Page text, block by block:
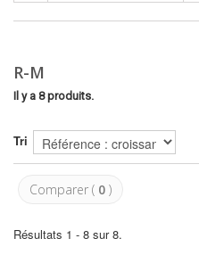
R-M
Il y a 8 produits.
Tri
Comparer ( 0 )
Résultats 1 - 8 sur 8.